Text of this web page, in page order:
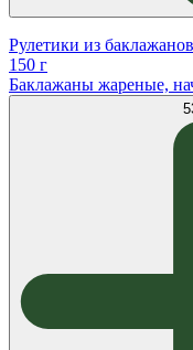
Рулетики из
150 г
Баклажаны жареные,